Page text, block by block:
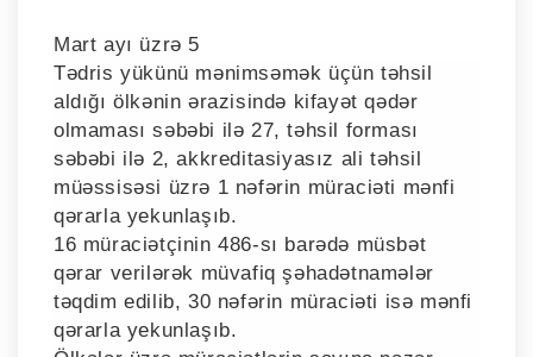
Mart ayı üzrə 5
Tədris yükünü mənimsəmək üçün təhsil
aldığı ölkənin ərazisində kifayət qədər
olmaması səbəbi ilə 27, təhsil forması
səbəbi ilə 2, akkreditasiyasız ali təhsil
müəssisəsi üzrə 1 nəfərin müraciəti mənfi
qərarla yekunlaşıb.
16 müraciətçinin 486-sı barədə müsbət
qərar verilərək müvafiq şəhadətnamələr
təqdim edilib, 30 nəfərin müraciəti isə mənfi
qərarla yekunlaşıb.